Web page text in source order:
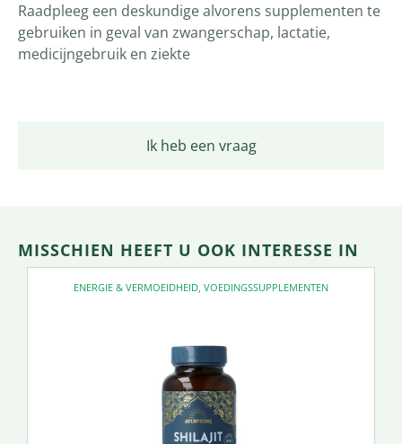
Ik heb een vraag
Raadpleeg een deskundige alvorens supplementen te
gebruiken in geval van zwangerschap, lactatie,
medicijngebruik en ziekte
MISSCHIEN HEEFT U OOK INTERESSE IN
ENERGIE & VERMOEIDHEID VOEDINGSSUPPLEMENTEN